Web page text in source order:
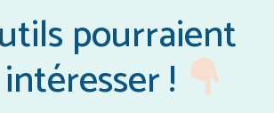
pourraient
!